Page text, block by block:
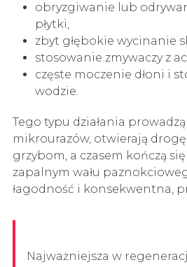
obryzgiwanie lub
płytki,
zbyt głębokie wycinanie
stosowanie zmywaczy z
częste moczenie dłoni i
wodzie.
Tego typu działania
mikrourazów, otwierają
grzybom, a czasem kończą
zapalnym wału
łagodność i konsekwentna,
Najważniejsza w